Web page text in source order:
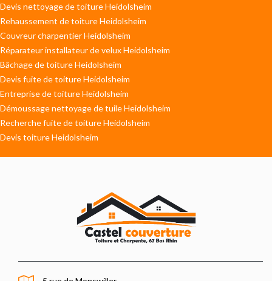
Devis nettoyage de toiture Heidolsheim
Rehaussement de toiture Heidolsheim
Couvreur charpentier Heidolsheim
Réparateur installateur de velux Heidolsheim
Bâchage de toiture Heidolsheim
Devis fuite de toiture Heidolsheim
Entreprise de toiture Heidolsheim
Démoussage nettoyage de tuile Heidolsheim
Recherche fuite de toiture Heidolsheim
Devis toiture Heidolsheim